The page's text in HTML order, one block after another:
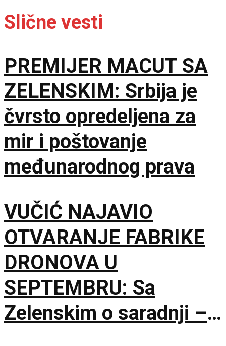
Slične vesti
PREMIJER MACUT SA
ZELENSKIM: Srbija je
čvrsto opredeljena za
mir i poštovanje
međunarodnog prava
VUČIĆ NAJAVIO
OTVARANJE FABRIKE
DRONOVA U
SEPTEMBRU: Sa
Zelenskim o saradnji –